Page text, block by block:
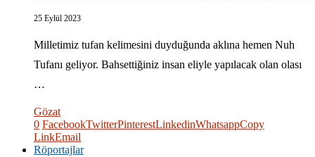
25 Eylül 2023
Milletimiz tufan kelimesini duyduğunda aklına hemen Nuh
Tufanı geliyor. Bahsettiğiniz insan eliyle yapılacak olan olası
…
Gözat
0 FacebookTwitterPinterestLinkedinWhatsappCopy
LinkEmail
Röportajlar